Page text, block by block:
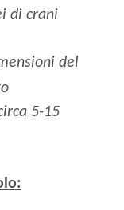
di crani
del
5-15